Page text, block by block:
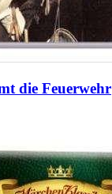
die Feuerwehr